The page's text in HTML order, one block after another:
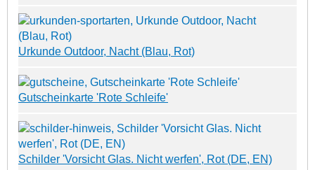
Urkunde Outdoor, Nacht (Blau, Rot)
Gutscheinkarte 'Rote Schleife'
Schilder 'Vorsicht Glas. Nicht werfen', Rot (DE, EN)